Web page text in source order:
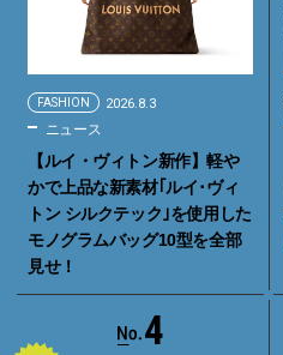
FASHION 2026.8.3
ニュース
【ルイ・ヴィトン新作】軽や
かで上品な新素材｢ルイ･ヴィ
トン シルクテック｣を使用した
モノグラムバッグ10型を全部
見せ！
4